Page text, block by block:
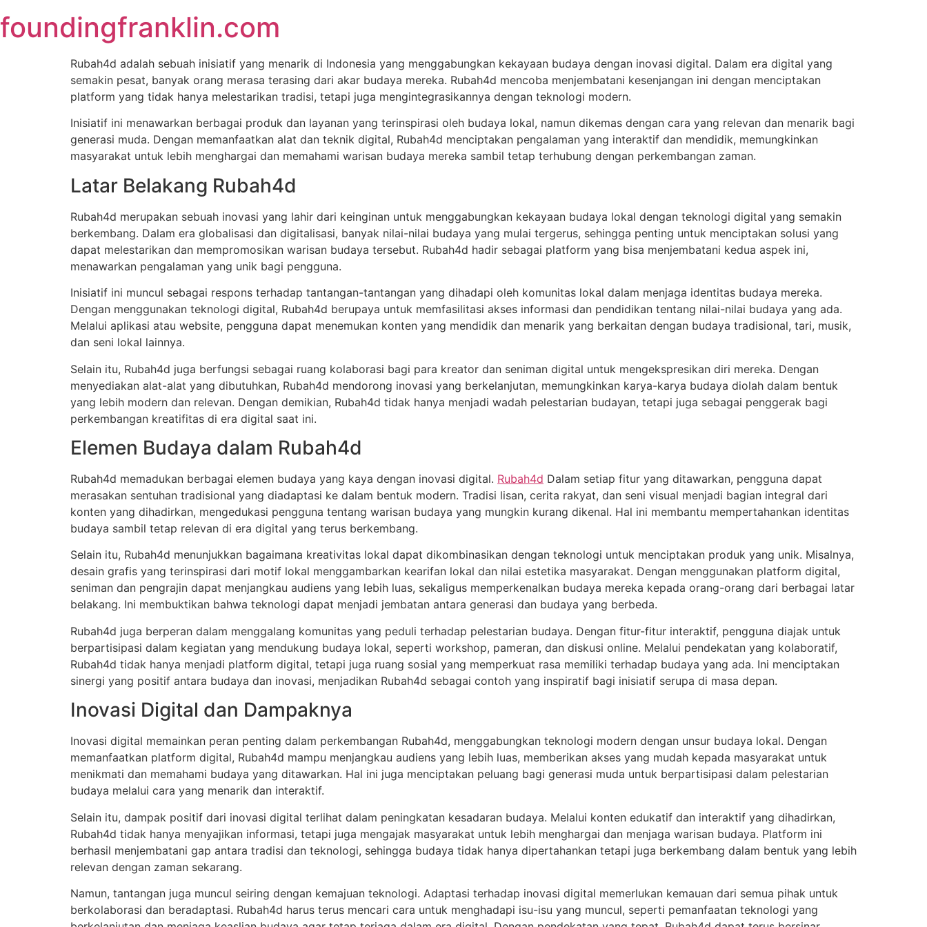
to
content
foundingfranklin.com
Rubah4d adalah sebuah inisiatif yang menarik di Indonesia yang menggabungkan kekayaan budaya dengan inovasi digital. Dalam era digital yang
semakin pesat, banyak orang merasa terasing dari akar budaya mereka. Rubah4d mencoba menjembatani kesenjangan ini dengan menciptakan
platform yang tidak hanya melestarikan tradisi, tetapi juga mengintegrasikannya dengan teknologi modern.
Inisiatif ini menawarkan berbagai produk dan layanan yang terinspirasi oleh budaya lokal, namun dikemas dengan cara yang relevan dan menarik bagi
generasi muda. Dengan memanfaatkan alat dan teknik digital, Rubah4d menciptakan pengalaman yang interaktif dan mendidik, memungkinkan
masyarakat untuk lebih menghargai dan memahami warisan budaya mereka sambil tetap terhubung dengan perkembangan zaman.
Latar Belakang Rubah4d
Rubah4d merupakan sebuah inovasi yang lahir dari keinginan untuk menggabungkan kekayaan budaya lokal dengan teknologi digital yang semakin
berkembang. Dalam era globalisasi dan digitalisasi, banyak nilai-nilai budaya yang mulai tergerus, sehingga penting untuk menciptakan solusi yang
dapat melestarikan dan mempromosikan warisan budaya tersebut. Rubah4d hadir sebagai platform yang bisa menjembatani kedua aspek ini,
menawarkan pengalaman yang unik bagi pengguna.
Inisiatif ini muncul sebagai respons terhadap tantangan-tantangan yang dihadapi oleh komunitas lokal dalam menjaga identitas budaya mereka.
Dengan menggunakan teknologi digital, Rubah4d berupaya untuk memfasilitasi akses informasi dan pendidikan tentang nilai-nilai budaya yang ada.
Melalui aplikasi atau website, pengguna dapat menemukan konten yang mendidik dan menarik yang berkaitan dengan budaya tradisional, tari, musik,
dan seni lokal lainnya.
Selain itu, Rubah4d juga berfungsi sebagai ruang kolaborasi bagi para kreator dan seniman digital untuk mengekspresikan diri mereka. Dengan
menyediakan alat-alat yang dibutuhkan, Rubah4d mendorong inovasi yang berkelanjutan, memungkinkan karya-karya budaya diolah dalam bentuk
yang lebih modern dan relevan. Dengan demikian, Rubah4d tidak hanya menjadi wadah pelestarian budayan, tetapi juga sebagai penggerak bagi
perkembangan kreatifitas di era digital saat ini.
Elemen Budaya dalam Rubah4d
Rubah4d memadukan berbagai elemen budaya yang kaya dengan inovasi digital. Rubah4d Dalam setiap fitur yang ditawarkan, pengguna dapat
merasakan sentuhan tradisional yang diadaptasi ke dalam bentuk modern. Tradisi lisan, cerita rakyat, dan seni visual menjadi bagian integral dari
konten yang dihadirkan, mengedukasi pengguna tentang warisan budaya yang mungkin kurang dikenal. Hal ini membantu mempertahankan identitas
budaya sambil tetap relevan di era digital yang terus berkembang.
Selain itu, Rubah4d menunjukkan bagaimana kreativitas lokal dapat dikombinasikan dengan teknologi untuk menciptakan produk yang unik. Misalnya,
desain grafis yang terinspirasi dari motif lokal menggambarkan kearifan lokal dan nilai estetika masyarakat. Dengan menggunakan platform digital,
seniman dan pengrajin dapat menjangkau audiens yang lebih luas, sekaligus memperkenalkan budaya mereka kepada orang-orang dari berbagai latar
belakang. Ini membuktikan bahwa teknologi dapat menjadi jembatan antara generasi dan budaya yang berbeda.
Rubah4d juga berperan dalam menggalang komunitas yang peduli terhadap pelestarian budaya. Dengan fitur-fitur interaktif, pengguna diajak untuk
berpartisipasi dalam kegiatan yang mendukung budaya lokal, seperti workshop, pameran, dan diskusi online. Melalui pendekatan yang kolaboratif,
Rubah4d tidak hanya menjadi platform digital, tetapi juga ruang sosial yang memperkuat rasa memiliki terhadap budaya yang ada. Ini menciptakan
sinergi yang positif antara budaya dan inovasi, menjadikan Rubah4d sebagai contoh yang inspiratif bagi inisiatif serupa di masa depan.
Inovasi Digital dan Dampaknya
Inovasi digital memainkan peran penting dalam perkembangan Rubah4d, menggabungkan teknologi modern dengan unsur budaya lokal. Dengan
memanfaatkan platform digital, Rubah4d mampu menjangkau audiens yang lebih luas, memberikan akses yang mudah kepada masyarakat untuk
menikmati dan memahami budaya yang ditawarkan. Hal ini juga menciptakan peluang bagi generasi muda untuk berpartisipasi dalam pelestarian
budaya melalui cara yang menarik dan interaktif.
Selain itu, dampak positif dari inovasi digital terlihat dalam peningkatan kesadaran budaya. Melalui konten edukatif dan interaktif yang dihadirkan,
Rubah4d tidak hanya menyajikan informasi, tetapi juga mengajak masyarakat untuk lebih menghargai dan menjaga warisan budaya. Platform ini
berhasil menjembatani gap antara tradisi dan teknologi, sehingga budaya tidak hanya dipertahankan tetapi juga berkembang dalam bentuk yang lebih
relevan dengan zaman sekarang.
Namun, tantangan juga muncul seiring dengan kemajuan teknologi. Adaptasi terhadap inovasi digital memerlukan kemauan dari semua pihak untuk
berkolaborasi dan beradaptasi. Rubah4d harus terus mencari cara untuk menghadapi isu-isu yang muncul, seperti pemanfaatan teknologi yang